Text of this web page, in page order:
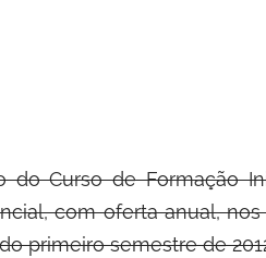
do Curso de Formação
com oferta anual,
primeiro semestre de